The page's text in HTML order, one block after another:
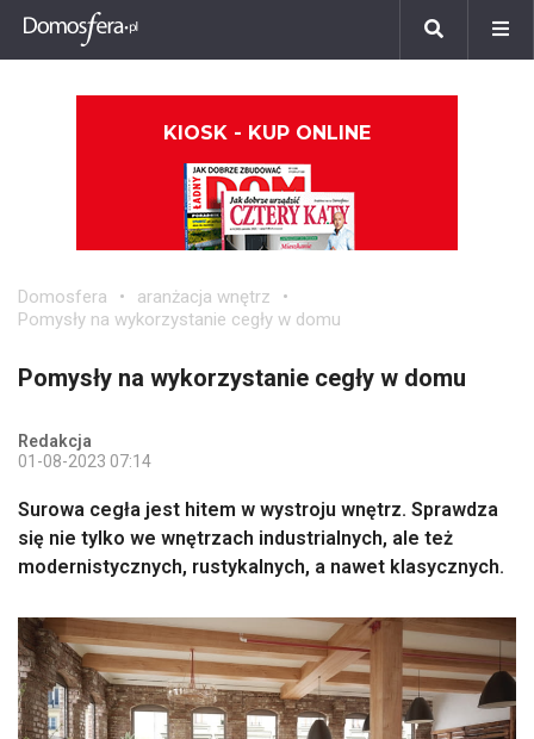
KIOSK - KUP ONLINE
Domosfera
aranżacja wnętrz
Pomysły na wykorzystanie cegły w domu
Pomysły na wykorzystanie cegły w domu
Redakcja
01-08-2023 07:14
Surowa cegła jest hitem w wystroju wnętrz. Sprawdza
się nie tylko we wnętrzach industrialnych, ale też
modernistycznych, rustykalnych, a nawet klasycznych.